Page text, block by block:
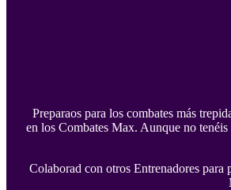
Preparaos para los combates más
en los Combates Max. Aunque no
Colaborad con otros Entrenadores